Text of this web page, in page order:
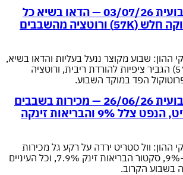
סקירה פיננסית שבועית 03/07/26 — הדאו בשיא כל
הזמנים, דוח תעסוקה חלש (57K) ורוטציה מהשבבים
ההון: שבוע מקוצר ננעל בעליות והדאו בשיא,
דוח תעסוקה חלש (57K) הגביר ציפיות להורדת ריבית, ורוטציה
הפד במוקד השבוע.
סקירה פיננסית שבועית 26/06/26 — מכירות בשבבים
הפילו את וול סטריט, הנפט צלל 9% והבריאות זינקה
ההון: וול סטריט ירדה על רקע גל מכירות
בשבבים, הנפט צלל כ-9%, סקטור הבריאות זינק 7.9%, וכל העיניים
בשבוע הקרוב.